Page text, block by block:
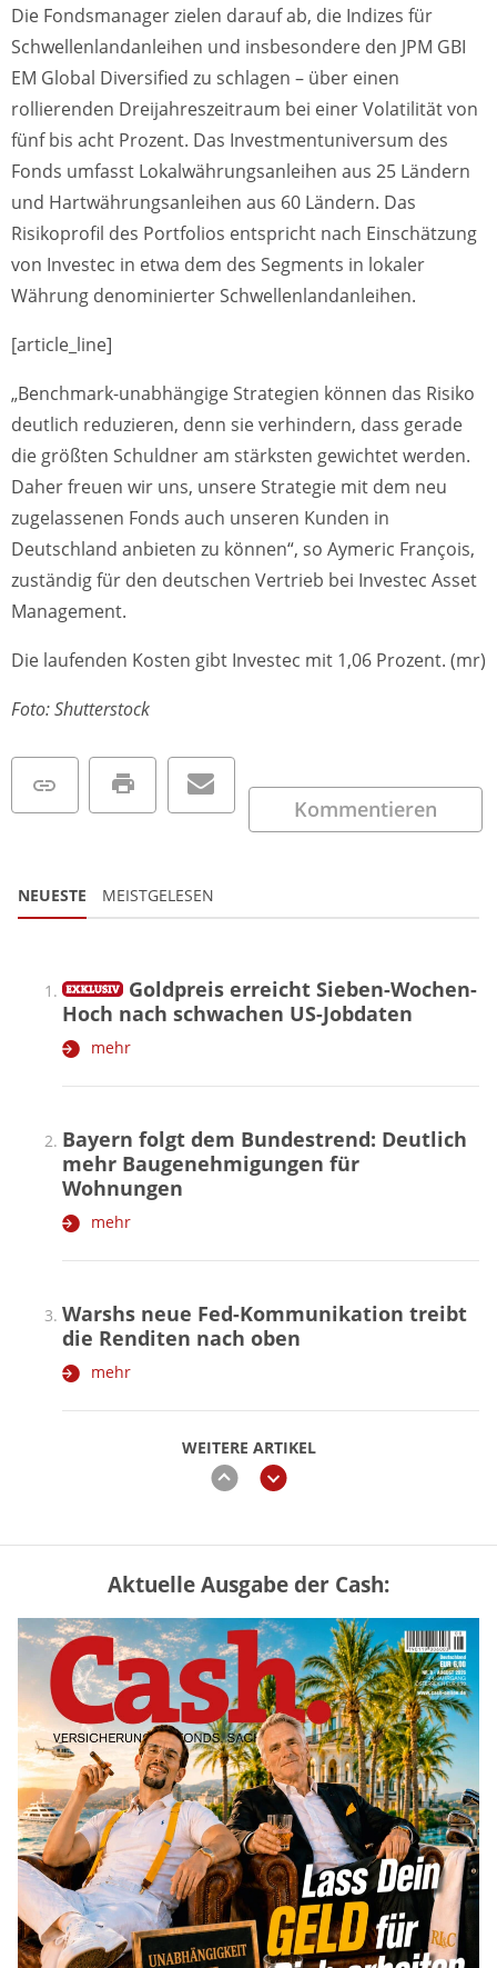
Die Fondsmanager zielen darauf ab, die Indizes für
Schwellenlandanleihen und insbesondere den JPM GBI
EM Global Diversified zu schlagen – über einen
rollierenden Dreijahreszeitraum bei einer Volatilität von
fünf bis acht Prozent. Das Investmentuniversum des
Fonds umfasst Lokalwährungsanleihen aus 25 Ländern
und Hartwährungsanleihen aus 60 Ländern. Das
Risikoprofil des Portfolios entspricht nach Einschätzung
von Investec in etwa dem des Segments in lokaler
Währung denominierter Schwellenlandanleihen.
[article_line]
„Benchmark-unabhängige Strategien können das Risiko
deutlich reduzieren, denn sie verhindern, dass gerade
die größten Schuldner am stärksten gewichtet werden.
Daher freuen wir uns, unsere Strategie mit dem neu
zugelassenen Fonds auch unseren Kunden in
Deutschland anbieten zu können“, so Aymeric François,
zuständig für den deutschen Vertrieb bei Investec Asset
Management.
Die laufenden Kosten gibt Investec mit 1,06 Prozent. (mr)
Foto: Shutterstock
Kommentieren
NEUESTE MEISTGELESEN
WEITERE ARTIKEL
zurückweiter
Goldpreis erreicht Sieben-Wochen-
Hoch nach schwachen US-Jobdaten
mehr
Bayern folgt dem Bundestrend: Deutlich
mehr Baugenehmigungen für
Wohnungen
mehr
Warshs neue Fed-Kommunikation treibt
die Renditen nach oben
mehr
Vermieter-Zutritt: Wann Mieter
die Wohnung öffnen müssen
mehr
Mütterrente III Tabelle: So viel Renten-
Nachzahlung ist pro Kind möglich
mehr
„Jung kauft Alt“ 2026: Neue Förderung im
Überblick – Tabelle mit Kreditbeträgen
und Einkommensgrenzen
Aktuelle Ausgabe der Cash: